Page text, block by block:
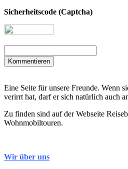
Sicherheitscode (Captcha)
Kommentieren
Eine Seite für unsere Freunde. Wenn
verirrt hat, darf er sich natürlich auch
Zu finden sind auf der Webseite
Wohnmobiltouren.
Wir über uns